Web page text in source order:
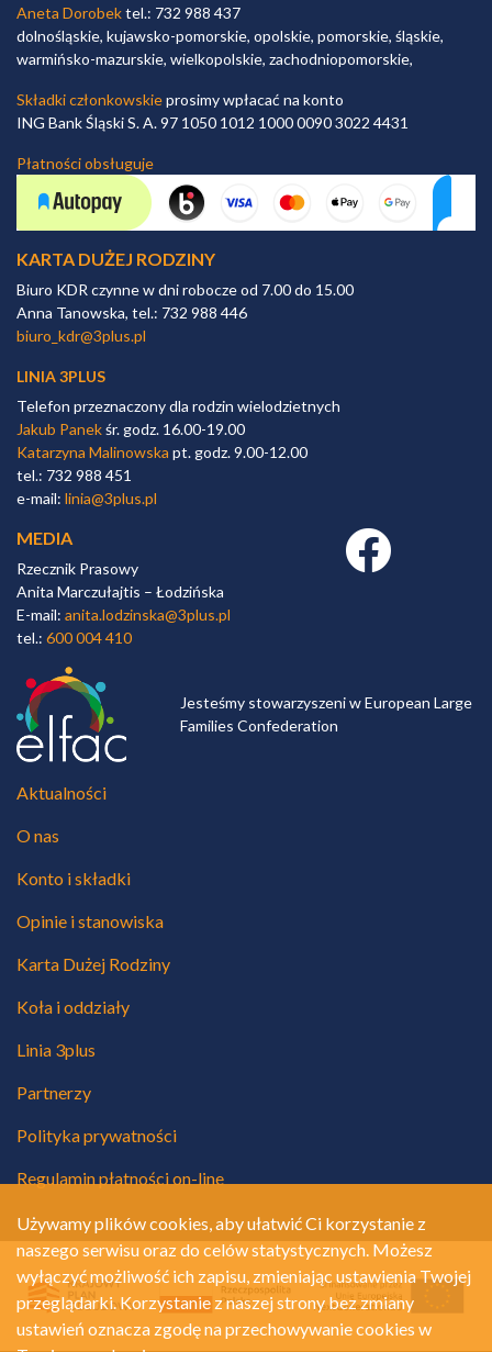
Aneta Dorobektel.: 732 988 437
dolnośląskie, kujawsko-pomorskie, opolskie, pomorskie, śląskie,
warmińsko-mazurskie, wielkopolskie, zachodniopomorskie,
Składki członkowskieprosimy wpłacać na konto
ING Bank Śląski S. A. 97 1050 1012 1000 0090 3022 4431
Płatności obsługuje
KARTA DUŻEJ RODZINY
Biuro KDR czynne w dni robocze od 7.00 do 15.00
Anna Tanowska, tel.: 732 988 446
biuro_kdr@3plus.pl
LINIA 3PLUS
Telefon przeznaczony dla rodzin wielodzietnych
Jakub Panekśr. godz. 16.00-19.00
Katarzyna Malinowska pt. godz. 9.00-12.00
tel.: 732 988 451
e-mail: linia@3plus.pl
MEDIA
Rzecznik Prasowy
Anita Marczułajtis – Łodzińska
E-mail: anita.lodzinska@3plus.pl
tel.: 600 004 410
Facebook link
Jesteśmy stowarzyszeni w European Large
Families Confederation
Aktualności
O nas
Konto i składki
Opinie i stanowiska
Karta Dużej Rodziny
Koła i oddziały
Linia 3plus
Partnerzy
Polityka prywatności
Regulamin płatności on-line
Używamy plików cookies, aby ułatwić Ci korzystanie z
naszego serwisu oraz do celów statystycznych. Możesz
wyłączyć możliwość ich zapisu, zmieniając ustawienia Twojej
przeglądarki. Korzystanie z naszej strony bez zmiany
ustawień oznacza zgodę na przechowywanie cookies w